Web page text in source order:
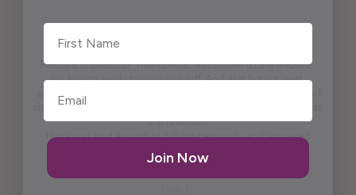
Pendant is beautiful. True to what was shown on the website .
Packaging ready to wrap and gift. And, last but not least,
don't want to spoil it for others. It is practical and pretty to look at
it. It is artistic.
Maria was kind enough to call me personally and answered
Thank you, Maria.
First Name
Join Now